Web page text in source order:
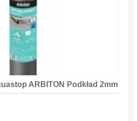
ARBITON Podkład 2mm